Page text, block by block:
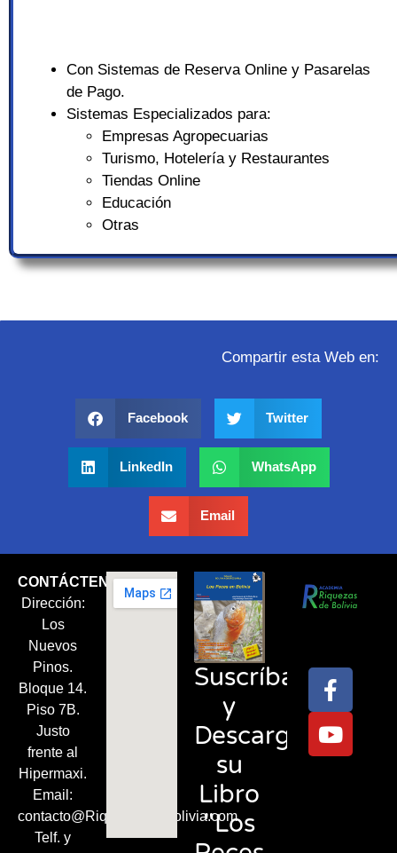
Con Sistemas de Reserva Online y Pasarelas
de Pago.
Sistemas Especializados para:
Empresas Agropecuarias
Turismo, Hotelería y Restaurantes
Tiendas Online
Educación
Otras
Compartir esta Web en:
Facebook Twitter
LinkedIn WhatsApp
Email
CONTÁCTENOS
Dirección:
Los
Nuevos
Pinos.
Bloque 14.
Piso 7B.
Justo
frente al
Hipermaxi.
Email:
contacto@RiquezasDeBolivia.com
Telf. y
Suscríbase
y
Descargue
su
Libro
"Los